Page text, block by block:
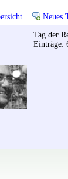
Neues
Tag der
Einträge: